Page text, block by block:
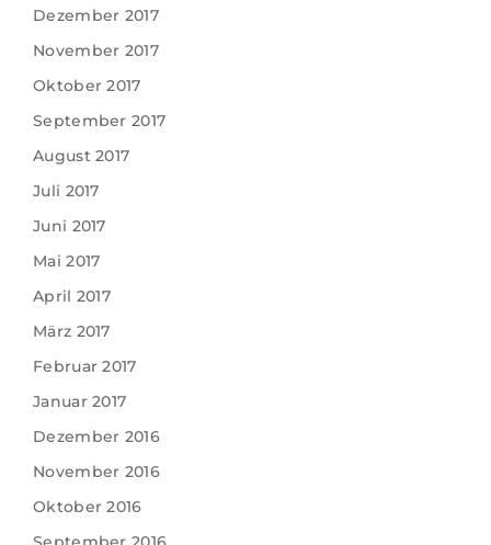
Dezember 2017
November 2017
Oktober 2017
September 2017
August 2017
Juli 2017
Juni 2017
Mai 2017
April 2017
März 2017
Februar 2017
Januar 2017
Dezember 2016
November 2016
Oktober 2016